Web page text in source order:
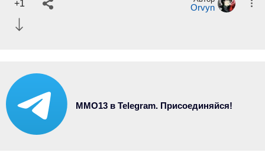
+1 Orvyn
MMO13 в Telegram. Присоединяйся!